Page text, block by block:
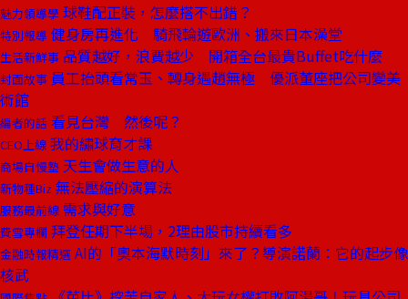
魅力領導學 球鞋配正裝，怎麼搭不出錯？
特別報導 健身房再進化 騎飛輪遊歐洲、搬來日本澡堂
生活新鮮事 品質越好，浪費越少 開箱全台最貴Buffet吃什麼
封面故事 員工抬頭看常玉、轉身遇趙無極 優派董座把公司變美
術館
編者的話 看見台灣 然後呢？
CEO上線 我的繡球育才課
商場自慢塾 天生會做生意的人
新物種Biz 無法壓縮的演算法
服務最前線 需求與好意
費雪專欄 拜登任期下半場，2理由股市持續看多
金融時報精選 AI的「奧本海默時刻」來了？導演諾蘭：它的起步像
核武